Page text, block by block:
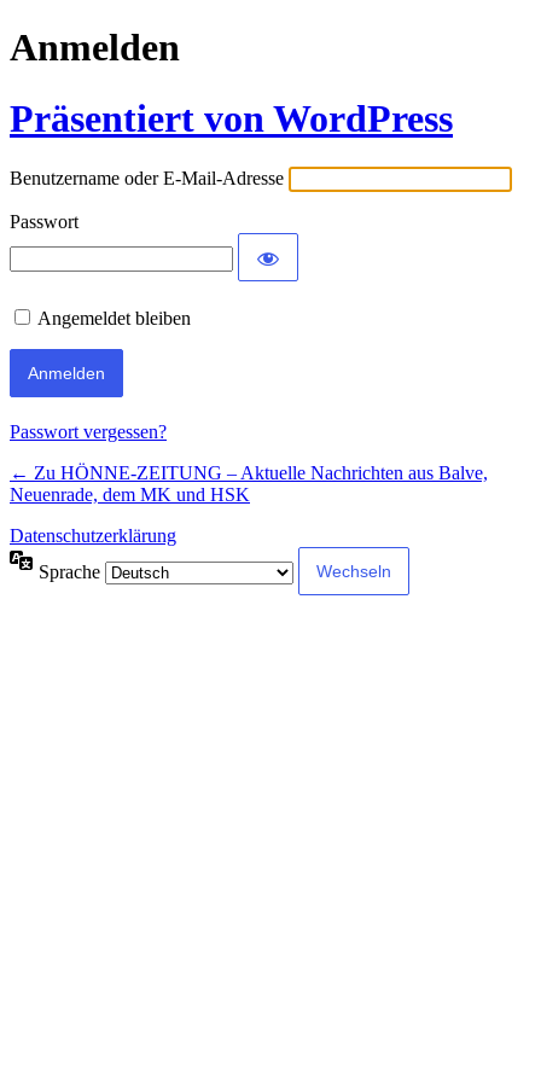
Anmelden
Präsentiert von WordPress
Benutzername oder E-Mail-Adresse
Passwort
Angemeldet bleiben
Passwort vergessen?
← Zu HÖNNE-ZEITUNG – Aktuelle Nachrichten aus Balve,
Neuenrade, dem MK und HSK
Datenschutzerklärung
Sprache